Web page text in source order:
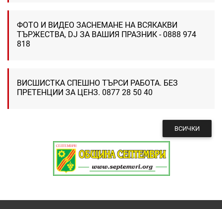
ФОТО И ВИДЕО ЗАСНЕМАНЕ НА ВСЯКАКВИ
ТЪРЖЕСТВА, DJ ЗА ВАШИЯ ПРАЗНИК - 0888 974
818
ВИСШИСТКА СПЕШНО ТЪРСИ РАБОТА. БЕЗ
ПРЕТЕНЦИИ ЗА ЦЕНЗ. 0877 28 50 40
ВСИЧКИ